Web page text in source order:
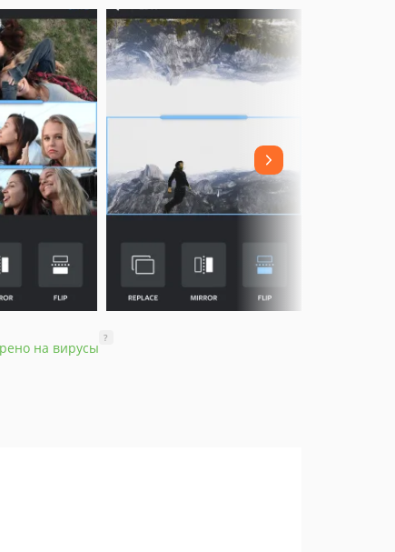
на вирусы
?